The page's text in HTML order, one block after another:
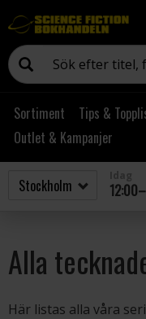
Sortiment Tips &
Outlet & Kampanjer
Alla
Här listas alla våra